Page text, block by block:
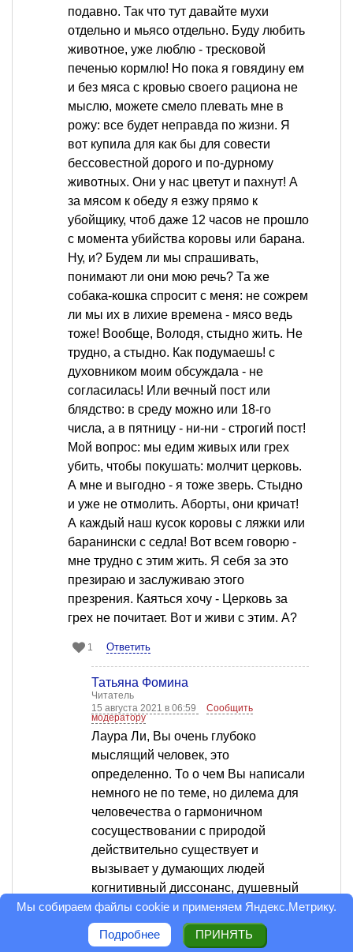
подавно. Так что тут давайте мухи
отдельно и мьясо отдельно. Буду любить
животное, уже люблю - тресковой
печенью кормлю! Но пока я говядину ем
и без мяса с кровью своего рациона не
мыслю, можете смело плевать мне в
рожу: все будет неправда по жизни. Я
вот купила для как бы для совести
бессовестной дорого и по-дурному
животных. Они у нас цветут и пахнут! А
за мясом к обеду я езжу прямо к
убойщику, чтоб даже 12 часов не прошло
с момента убийства коровы или барана.
Ну, и? Будем ли мы спрашивать,
понимают ли они мою речь? Та же
собака-кошка спросит с меня: не сожрем
ли мы их в лихие времена - мясо ведь
тоже! Вообще, Володя, стыдно жить. Не
трудно, а стыдно. Как подумаешь! с
духовником моим обсуждала - не
согласилась! Или вечный пост или
блядство: в среду можно или 18-го
числа, а в пятницу - ни-ни - строгий пост!
Мой вопрос: мы едим живых или грех
убить, чтобы покушать: молчит церковь.
А мне и выгодно - я тоже зверь. Стыдно
и уже не отмолить. Аборты, они кричат!
А каждый наш кусок коровы с ляжки или
баранински с седла! Вот всем говорю -
мне трудно с этим жить. Я себя за это
презираю и заслуживаю этого
презрения. Каяться хочу - Церковь за
грех не почитает. Вот и живи с этим. А?
1 Ответить
Татьяна Фомина
Читатель
15 августа 2021 в 06:59
Сообщить
модератору
Лаура Ли, Вы очень глубоко
мыслящий человек, это
определенно. То о чем Вы написали
немного не по теме, но дилема для
человечества о гармоничном
сосуществовании с природой
действительно существует и
вызывает у думающих людей
когнитивный диссонанс, душевный
раздрай. Религия предусмотрела это
и оставляет инструкцию по
применению, почему Вам и не
Мы собираем файлы cookie и применяем Яндекс.Метрику.
Подробнее ПРИНЯТЬ